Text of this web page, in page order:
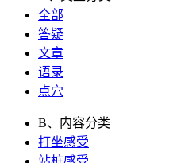
全部
答疑
文章
语录
点穴
B、内容分类
打坐感受